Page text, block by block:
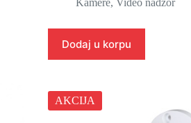
18.725 rsd.
Dodaj u korpu
AKCIJA